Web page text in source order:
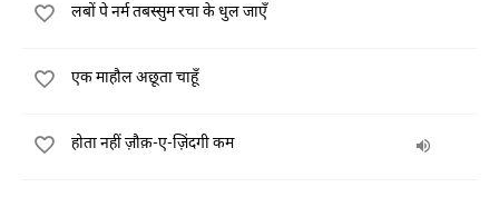
लबों पे नर्म तबस्सुम रचा के धुल जाएँ
एक माहौल अछूता चाहूँ
होता नहीं ज़ौक़-ए-ज़िंदगी कम